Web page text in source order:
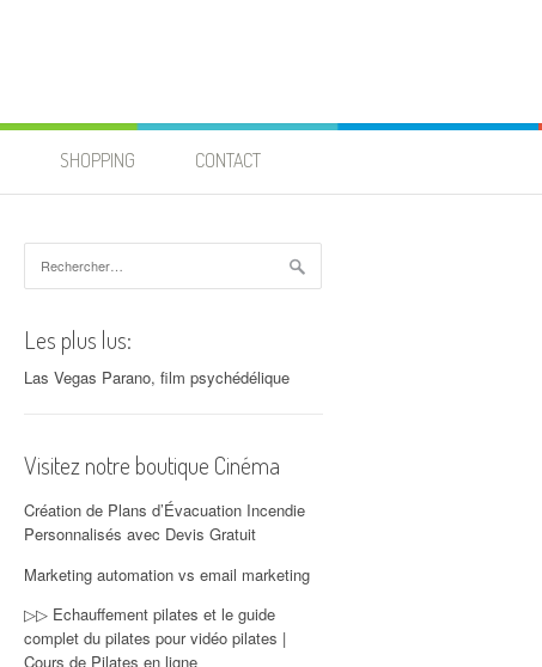
SHOPPING CONTACT
Les plus lus:
Las Vegas Parano, film psychédélique
Visitez notre boutique Cinéma
Création de Plans d’Évacuation Incendie
Personnalisés avec Devis Gratuit
Marketing automation vs email marketing
▷▷ Echauffement pilates et le guide
complet du pilates pour vidéo pilates |
Cours de Pilates en ligne